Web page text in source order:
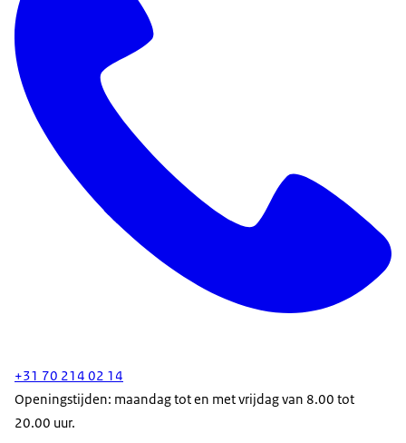
+31 70 214 02 14
Openingstijden: maandag tot en met vrijdag van 8.00 tot
20.00 uur.